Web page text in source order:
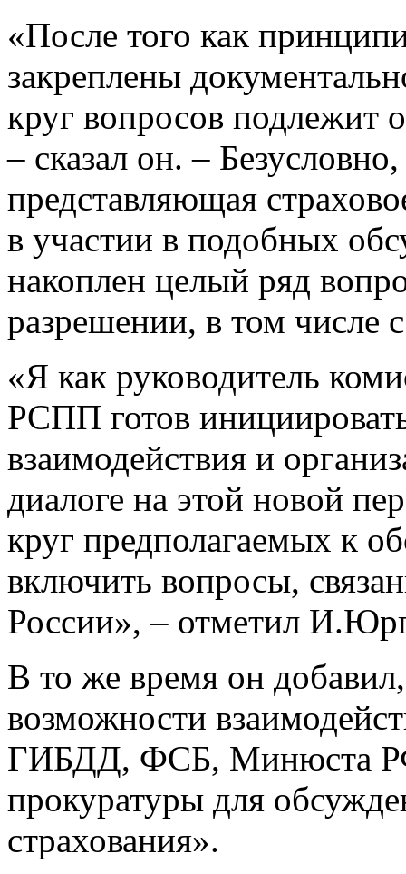
«После того как
закреплены
круг вопросов подлежит
– сказал он. –
представляющая
в участии в подобных
накоплен целый ряд
разрешении, в том числе
«Я как руководитель
РСПП готов
взаимодействия и
диалоге на этой новой
круг предполагаемых к
включить вопросы,
России», – отметил
В то же время он
возможности
ГИБДД, ФСБ, Минюста РФ,
прокуратуры для
страхования».